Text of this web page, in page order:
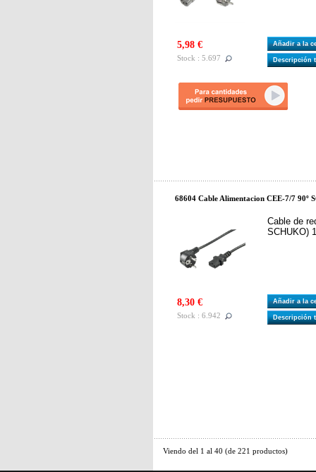
5,98 €
Stock : 5.697
Añadir a la
Descripción
68604 Cable Alimentacion CEE-7/7 90º
Cable de
SCHUKO)
8,30 €
Stock : 6.942
Añadir a la
Descripción
Viendo del 1 al 40 (de 221 productos)